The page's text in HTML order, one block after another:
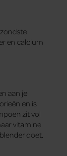
en calcium
aan je
en is
zit vol
vitamine
doet,